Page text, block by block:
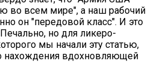
во всем мире", а наш рабочий
он "передовой класс". И это
но для ликеро-
мы начали эту статью,
нахождения вдохновляющей